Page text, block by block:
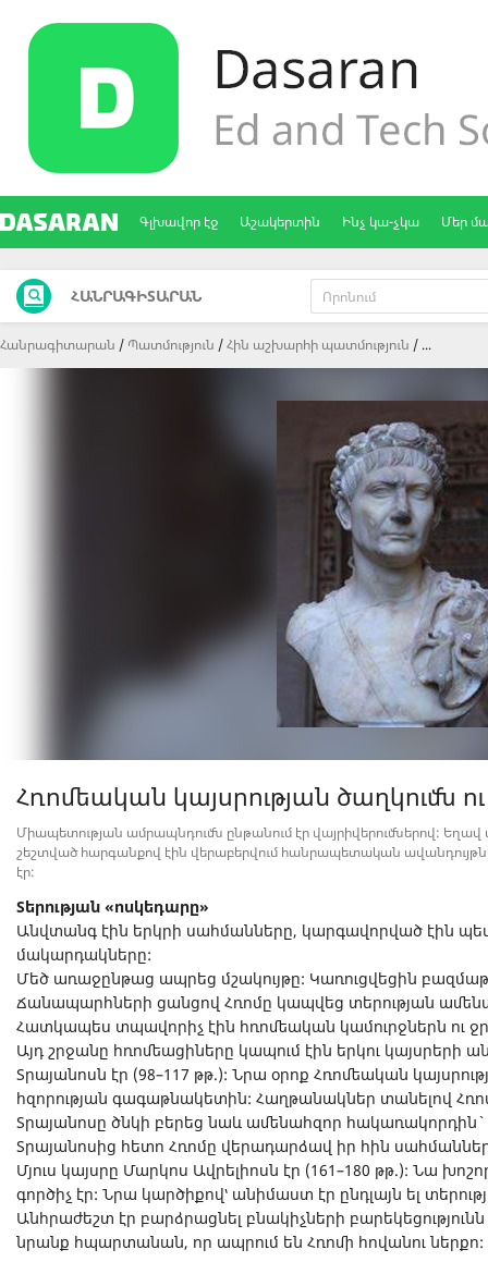
Գլխավոր էջ Աշակերտին Ինչ կա-չկա Մեր
ՀԱՆՐԱԳԻՏԱՐԱՆ
Հանրագիտարան Պատմություն Հին աշխարհի պատմություն ...
Հռոմեական կայսրության ծաղկումն
Միապետության ամրապնդումն ընթանում էր վայրիվերումներով: Եղավ
շեշտված հարգանքով էին վերաբերվում հանրապետական
էր:
Տերության «ոսկեդարը»
Անվտանգ էին երկրի սահմանները, կարգավորված էին
մակարդակները:
Մեծ առաջընթաց ապրեց մշակույթը: Կառուցվեցին
Ճանապարհների ցանցով Հռոմը կապվեց տերության
Հատկապես տպավորիչ էին հռոմեական կամուրջներն ու
Այդ շրջանը հռոմեացիները կապում էին երկու կայսրերի
Տրայանոսն էր (98–117 թթ.): Նրա օրոք Հռոմեական
հզորության գագաթնակետին: Հաղթանակներ տանելով
Տրայանոսը ծնկի բերեց նաև ամենահզոր
Տրայանոսից հետո Հռոմը վերադարձավ իր հին
Մյուս կայսրը Մարկոս Ավրելիոսն էր (161–180 թթ.): Նա
գործիչ էր: Նրա կարծիքով՝ անիմաստ էր ընդլայն ել
Անհրաժեշտ էր բարձրացնել բնակիչների
նրանք հպարտանան, որ ապրում են Հռոմի հովանու ներքո: